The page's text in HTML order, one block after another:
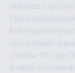
seksuzb.ru
store-brawl-
sindika-01.rusp-
e-abis-1-c.ru